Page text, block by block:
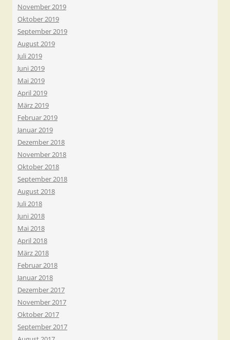
November 2019
Oktober 2019
September 2019
August 2019
Juli 2019
Juni 2019
Mai 2019
April 2019
März 2019
Februar 2019
Januar 2019
Dezember 2018
November 2018
Oktober 2018
September 2018
August 2018
Juli 2018
Juni 2018
Mai 2018
April 2018
März 2018
Februar 2018
Januar 2018
Dezember 2017
November 2017
Oktober 2017
September 2017